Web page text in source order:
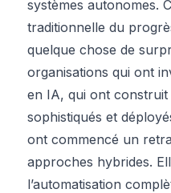
systèmes autonomes.
traditionnelle du
quelque chose de
organisations qui ont
en IA, qui ont construit
sophistiqués et
ont commencé un
approches hybrides.
l’automatisation